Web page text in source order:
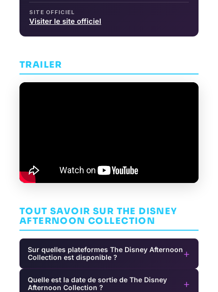
SITE OFFICIEL
Visiter le site officiel
TRAILER
TOUT SAVOIR SUR THE DISNEY
AFTERNOON COLLECTION
Sur quelles plateformes The Disney Afternoon
Collection est disponible ?
+
Quelle est la date de sortie de The Disney
Afternoon Collection ?
+